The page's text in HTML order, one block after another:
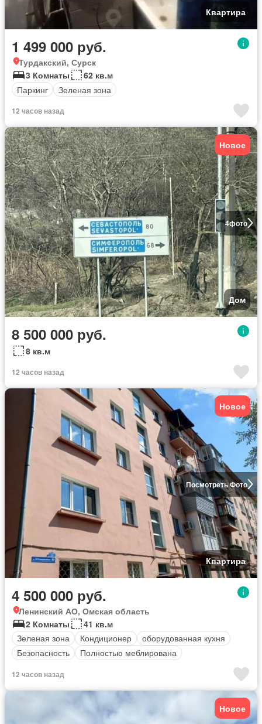
Квартира
1 499 000 руб.
Турдакский, Сурск
3 Комнаты
62 кв.м
Паркинг
Зеленая зона
12 часов назад
4фото
Новое
Дом
8 500 000 руб.
8 кв.м
12 часов назад
Посмотреть Фото
Новое
Квартира
4 500 000 руб.
Ленинский АО, Омская область
2 Комнаты
41 кв.м
Зеленая зона
Кондиционер
оборудованная кухня
Безопасность
Полностью меблирована
12 часов назад
Новое